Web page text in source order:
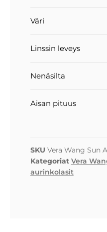
Väri
Linssin leveys
Nenäsilta
Aisan pituus
SKU Vera Wang Sun
Kategoriat Vera
aurinkolasit